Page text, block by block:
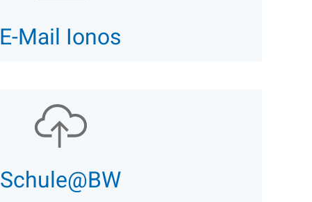
E-Mail Ionos
Schule@BW